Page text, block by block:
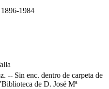
1984
-- Sin enc. dentro de carpeta de
de D. José Mª